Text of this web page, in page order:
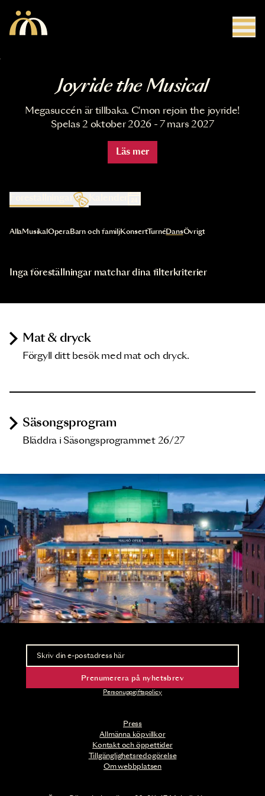
Joyride the Musical
Megasuccén är tillbaka. C'mon rejoin the joyride!
Spelas 2 oktober 2026 - 7 mars 2027
Läs mer
Kalender
Val av kategori uppdaterar innehållet automatiskt
AllaMusikal OperaBarn och familjKonsertTurnéDansÖvrigt
Inga föreställningar matchar dina filterkriterier
Mat & dryck
Förgyll ditt besök med mat och dryck.
Säsongsprogram
Bläddra i Säsongsprogrammet 26/27
Press
Allmänna köpvillkor
Kontakt och öppettider
Tillgänglighetsredogörelse
Om webbplatsen
Nyhetsbrev
Ta del av förhandsinformation och biljettsläpp.
Prenumerera på nyhetsbrev
Personuppgiftspolicy